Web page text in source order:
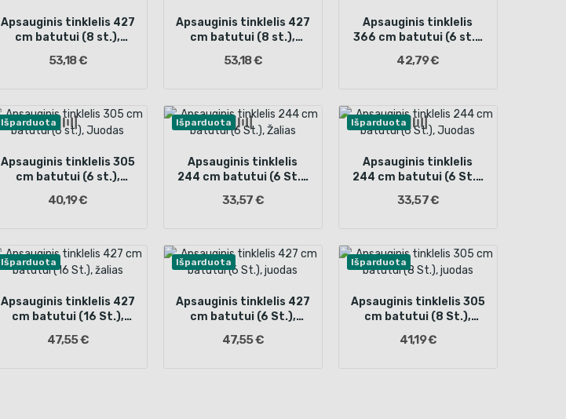
Apsauginis tinklelis 427
cm batutui (8 st.),
53,18 €
Apsauginis tinklelis 427
cm batutui (8 st.),
53,18 €
Apsauginis tinklelis
366 cm batutui (6 st.),
42,79 €
Išparduota
Apsauginis tinklelis 305
cm batutui (6 st.),
40,19 €
Išparduota
Apsauginis tinklelis
244 cm batutui (6 St.),
33,57 €
Išparduota
Apsauginis tinklelis
244 cm batutui (6 St.),
33,57 €
Išparduota
Apsauginis tinklelis 427
cm batutui (16 St.),
47,55 €
Išparduota
Apsauginis tinklelis 427
cm batutui (6 St.),
47,55 €
Išparduota
Apsauginis tinklelis 305
cm batutui (8 St.),
41,19 €